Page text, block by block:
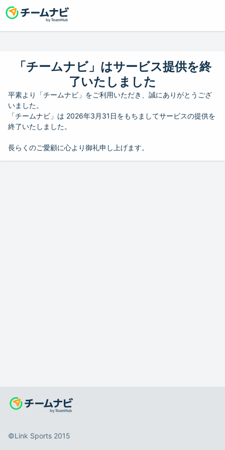
「チームナビ」はサービス提供を終
了いたしました
平素より「チームナビ」をご利用いただき、誠にありがとうござ
いました。
「チームナビ」は 2026年3月31日をもちましてサービスの提供を
終了いたしました。
長らくのご愛顧に心より御礼申し上げます。
©️Link Sports 2015